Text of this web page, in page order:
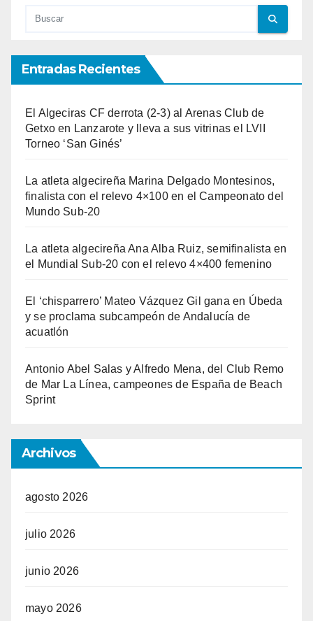
Entradas Recientes
El Algeciras CF derrota (2-3) al Arenas Club de
Getxo en Lanzarote y lleva a sus vitrinas el LVII
Torneo ‘San Ginés’
La atleta algecireña Marina Delgado Montesinos,
finalista con el relevo 4×100 en el Campeonato del
Mundo Sub-20
La atleta algecireña Ana Alba Ruiz, semifinalista en
el Mundial Sub-20 con el relevo 4×400 femenino
El ‘chisparrero’ Mateo Vázquez Gil gana en Úbeda
y se proclama subcampeón de Andalucía de
acuatlón
Antonio Abel Salas y Alfredo Mena, del Club Remo
de Mar La Línea, campeones de España de Beach
Sprint
Archivos
agosto 2026
julio 2026
junio 2026
mayo 2026